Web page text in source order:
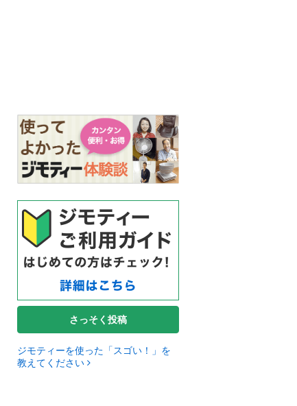
さっそく投稿
ジモティーを使った「スゴい！」を
教えてください